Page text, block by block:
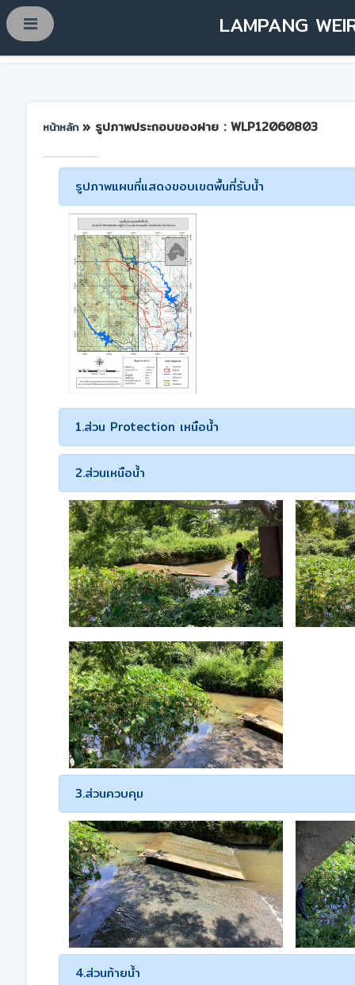
LAMPANG
หน้าหลัก » รูปภาพประกอบของฝาย : WLP12060803
รูปภาพแผนที่แสดงขอบเขตพื้นที่รับน้ำ
1.ส่วน Protection เหนือน้ำ
2.ส่วนเหนือน้ำ
3.ส่วนควบคุม
4.ส่วนท้ายน้ำ